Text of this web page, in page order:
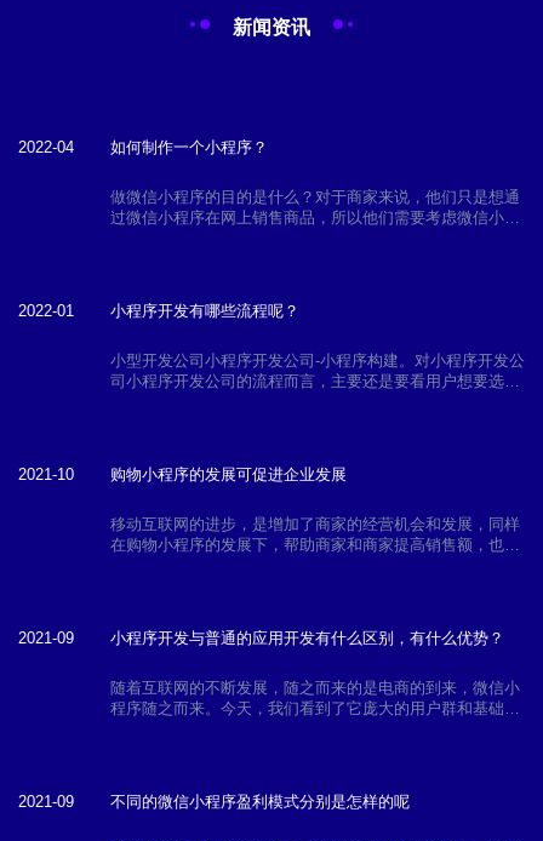
新闻资讯
2022-04 如何制作一个小程序？
做微信小程序的目的是什么？对于商家来说，他们只是想通
过微信小程序在网上销售商品，所以他们需要考虑微信小程
2022-01 小程序开发有哪些流程呢？
小型开发公司小程序开发公司-小程序构建。对小程序开发公
司小程序开发公司的流程而言，主要还是要看用户想要选择
2021-10
购物小程序的发展可促进企业发展
移动互联网的进步，是增加了商家的经营机会和发展，同样
在购物小程序的发展下，帮助商家和商家提高销售额，也可
2021-09 小程序开发与普通的应用开发有什么区别，有什么优势？
随着互联网的不断发展，随之而来的是电商的到来，微信小
程序随之而来。今天，我们看到了它庞大的用户群和基础。
2021-09 不同的微信小程序盈利模式分别是怎样的呢